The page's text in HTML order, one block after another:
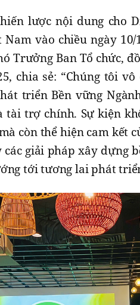
lược nội dung cho
vào chiều ngày
Trưởng Ban Tổ chức,
chia sẻ: “Chúng tôi
triển Bền vững
tài trợ chính. Sự kiện
còn thể hiện cam kết
giải pháp xây dựng
tới tương lai phát